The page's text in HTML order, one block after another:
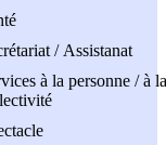
/ Assistanat
à la personne / à la